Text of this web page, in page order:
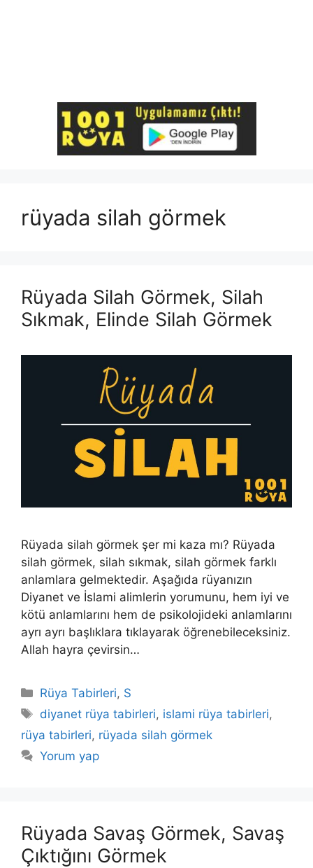
rüyada silah görmek
Rüyada Silah Görmek, Silah
Sıkmak, Elinde Silah Görmek
Rüyada silah görmek şer mi kaza mı? Rüyada
silah görmek, silah sıkmak, silah görmek farklı
anlamlara gelmektedir. Aşağıda rüyanızın
Diyanet ve İslami alimlerin yorumunu, hem iyi ve
kötü anlamlarını hem de psikolojideki anlamlarını
ayrı ayrı başlıklara tıklayarak öğrenebileceksiniz.
Allah hayra çevirsin…
Kategoriler
Rüya Tabirleri, S
Etiketler
diyanet rüya tabirleri, islami rüya tabirleri,
rüya tabirleri, rüyada silah görmek
Yorum yap
Rüyada Savaş Görmek, Savaş
Çıktığını Görmek